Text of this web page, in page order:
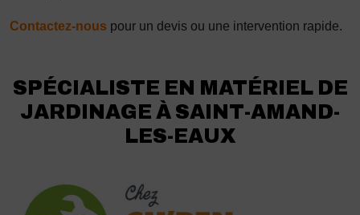
Contactez-nous pour un devis ou une intervention rapide.
SPÉCIALISTE EN MATÉRIEL DE
JARDINAGE À SAINT-AMAND-
LES-EAUX